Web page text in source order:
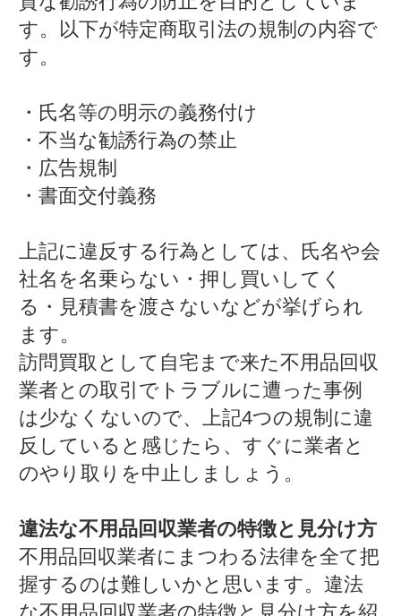
す。以下が特定商取引法の規制の内容で
す。
・氏名等の明示の義務付け
・不当な勧誘行為の禁止
・広告規制
・書面交付義務
上記に違反する行為としては、氏名や会
社名を名乗らない・押し買いしてく
る・見積書を渡さないなどが挙げられ
ます。
訪問買取として自宅まで来た不用品回収
業者との取引でトラブルに遭った事例
は少なくないので、上記4つの規制に違
反していると感じたら、すぐに業者と
のやり取りを中止しましょう。
違法な不用品回収業者の特徴と見分け方
不用品回収業者にまつわる法律を全て把
握するのは難しいかと思います。違法